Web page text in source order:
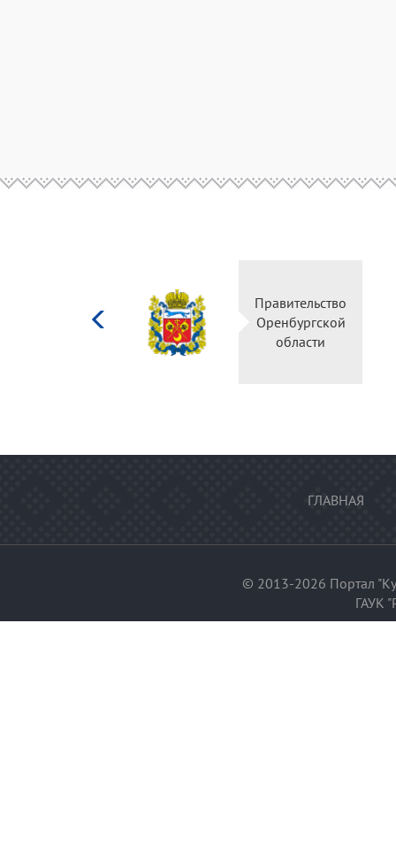
Правительство
Оренбургской
области
ГЛАВНАЯ
© 2013-2026 Портал
ГАУК